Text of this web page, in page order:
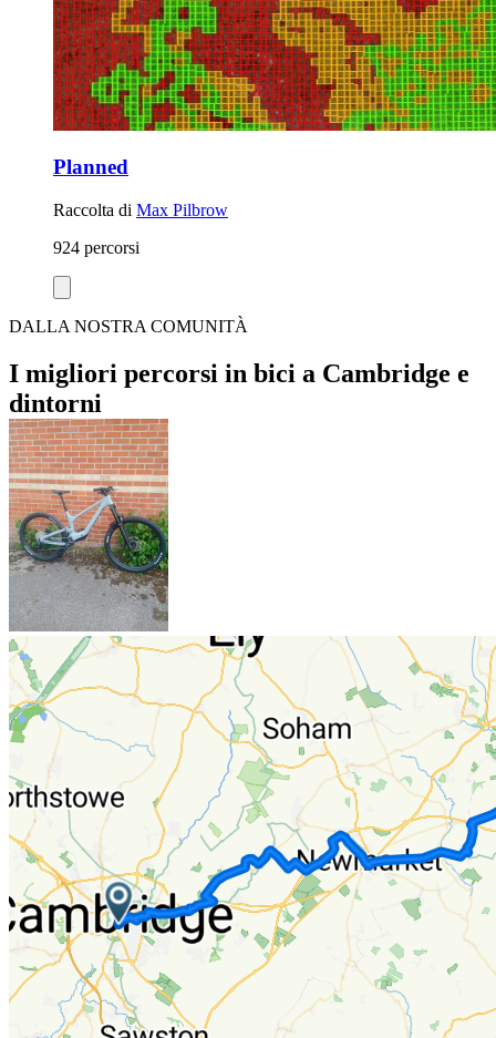
Planned
Raccolta di Max Pilbrow
924 percorsi
DALLA NOSTRA COMUNITÀ
I migliori percorsi in bici a Cambridge e
dintorni